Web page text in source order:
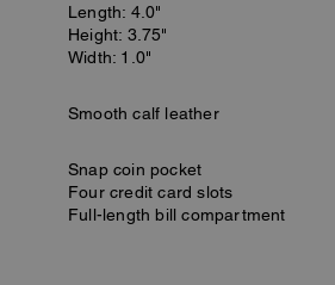
Length: 4.0"
Height: 3.75"
Width: 1.0"
Smooth calf leather
Snap coin pocket
Four credit card slots
Full-length bill compartment